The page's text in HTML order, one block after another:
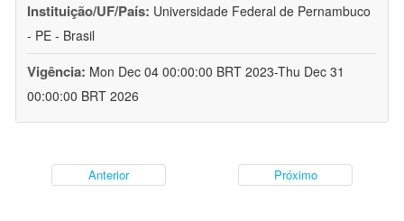
Instituição/UF/País: Universidade Federal de Pernambuco
- PE - Brasil
Vigência: Mon Dec 04 00:00:00 BRT 2023-Thu Dec 31
00:00:00 BRT 2026
Anterior Próximo